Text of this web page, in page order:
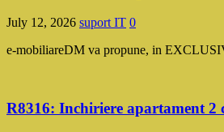
July 12, 2026 suport IT 0
e-mobiliareDM va propune, in
R8316: Inchiriere apartament 2